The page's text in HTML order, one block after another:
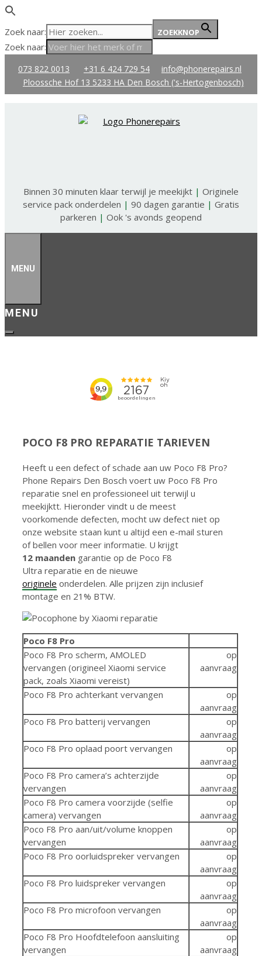
Zoek naar: ZOEKKNOP
Zoek naar:
naar073 822 0013 +31 6 424 729 54
info@phonerepairs.nl
Ploossche Hof 13 5233 HA Den Bosch ('s-Hertogenbosch)
Binnen 30 minuten klaar terwijl je meekijkt | Originele
service pack onderdelen | 90 dagen garantie | Gratis
parkeren | Ook 's avonds geopend
MENU
POCO F8 PRO REPARATIE TARIEVEN
Heeft u een defect of schade aan uw Poco F8 Pro?
Phone Repairs Den Bosch voert uw Poco F8 Pro
reparatie snel en professioneel uit terwijl u
meekijktt. Hieronder vindt u de meest
voorkomende defecten, mocht uw defect niet op
onze website staan kunt u altijd een e-mail sturen
of bellen voor meer informatie. U krijgt
12 maanden garantie op de Poco F8
Ultra reparatie en de nieuwe
originele onderdelen. Alle prijzen zijn inclusief
montage en 21% BTW.
Poco F8 Pro
Poco F8 Pro scherm, AMOLED
vervangen (origineel Xiaomi service
pack, zoals Xiaomi vereist)
op
aanvraag
Poco F8 Pro achterkant vervangen
op
aanvraag
Poco F8 Pro batterij vervangen
op
aanvraag
Poco F8 Pro oplaad poort vervangen
op
aanvraag
Poco F8 Pro camera’s achterzijde
vervangen
op
aanvraag
Poco F8 Pro camera voorzijde (selfie
camera) vervangen
op
aanvraag
Poco F8 Pro aan/uit/volume knoppen
vervangen
op
aanvraag
Poco F8 Pro oorluidspreker vervangen
op
aanvraag
Poco F8 Pro luidspreker vervangen
op
aanvraag
Poco F8 Pro microfoon vervangen
op
aanvraag
Poco F8 Pro Hoofdtelefoon aansluiting
vervangen
op
aanvraag